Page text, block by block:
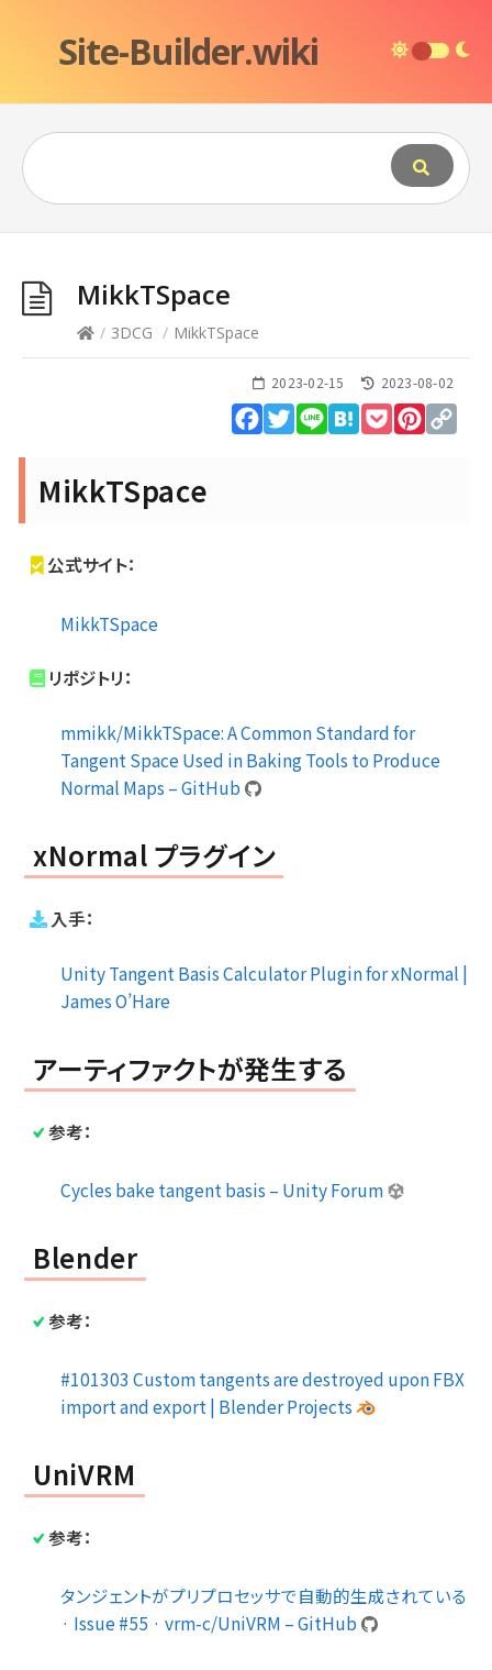
Site-Builder.wiki
MikkTSpace
/ 3DCG / MikkTSpace
2023-02-15 2023-08-02
Facebook
Twitter
Line HatenaPocket
MikkTSpace
公式サイト：
MikkTSpace
リポジトリ：
mmikk/MikkTSpace: A Common Standard for
Tangent Space Used in Baking Tools to Produce
Normal Maps – GitHub
xNormal プラグイン
入手：
Unity Tangent Basis Calculator Plugin for xNormal |
James O’Hare
アーティファクトが発生する
参考：
Cycles bake tangent basis – Unity Forum
Blender
参考：
#101303 Custom tangents are destroyed upon FBX
import and export | Blender Projects
UniVRM
参考：
タンジェントがプリプロセッサで自動的生成されている
· Issue #55 · vrm-c/UniVRM – GitHub